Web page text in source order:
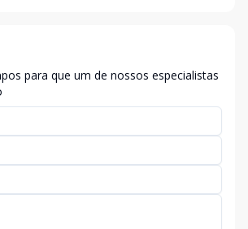
para que um de nossos especialistas